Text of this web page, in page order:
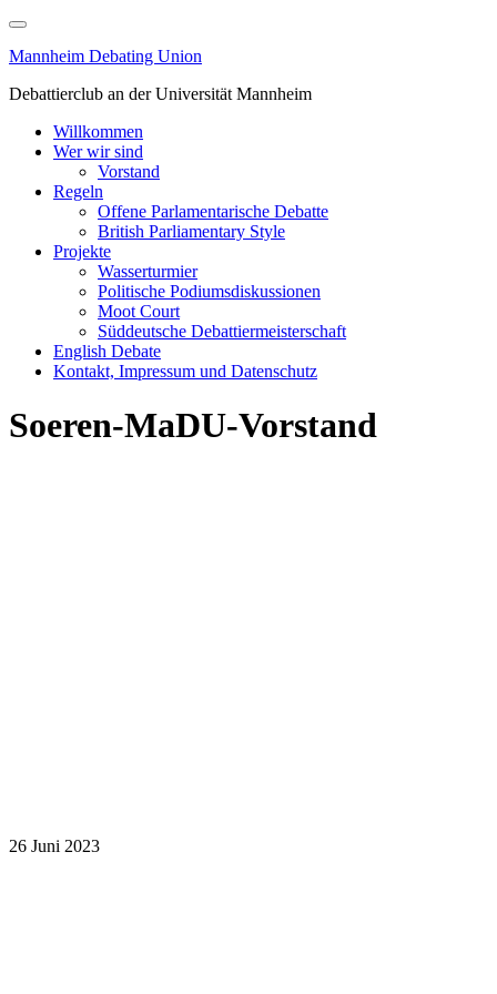
Skip
content
Mannheim Debating Union
Debattierclub an der Universität Mannheim
Willkommen
Wer wir sind
Vorstand
Regeln
Offene Parlamentarische Debatte
British Parliamentary Style
Projekte
Wasserturmier
Politische Podiumsdiskussionen
Moot Court
Süddeutsche Debattiermeisterschaft
English Debate
Kontakt, Impressum und Datenschutz
Soeren-MaDU-Vorstand
26 Juni 2023